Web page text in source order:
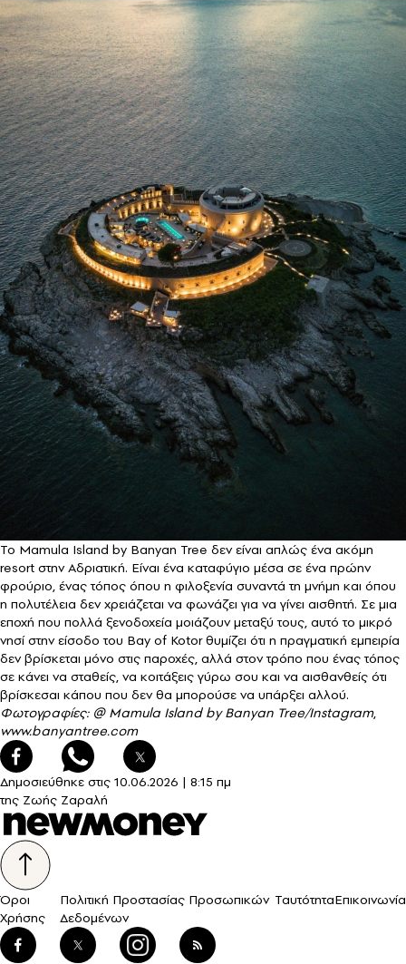
Το Mamula Island by Banyan Tree δεν είναι απλώς ένα ακόμη
resort στην Αδριατική. Είναι ένα καταφύγιο μέσα σε ένα πρώην
φρούριο, ένας τόπος όπου η φιλοξενία συναντά τη μνήμη και όπου
η πολυτέλεια δεν χρειάζεται να φωνάζει για να γίνει αισθητή. Σε μια
εποχή που πολλά ξενοδοχεία μοιάζουν μεταξύ τους, αυτό το μικρό
νησί στην είσοδο του Bay of Kotor θυμίζει ότι η πραγματική εμπειρία
δεν βρίσκεται μόνο στις παροχές, αλλά στον τρόπο που ένας τόπος
σε κάνει να σταθείς, να κοιτάξεις γύρω σου και να αισθανθείς ότι
βρίσκεσαι κάπου που δεν θα μπορούσε να υπάρξει αλλού.
Φωτογραφίες: @ Mamula Island by Banyan Tree/Instagram,
www.banyantree.com
Δημοσιεύθηκε στις 10.06.2026 | 8:15 πμ
της Ζωής Ζαραλή
Όροι
Χρήσης
Πολιτική Προστασίας Προσωπικών
Δεδομένων
ΤαυτότηταΕπικοινωνία